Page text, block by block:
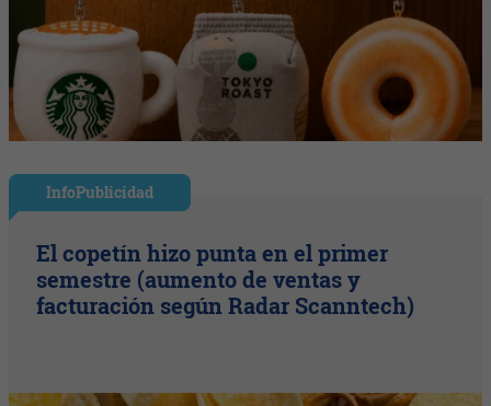
InfoPublicidad
El copetín hizo punta en el primer
semestre (aumento de ventas y
facturación según Radar Scanntech)